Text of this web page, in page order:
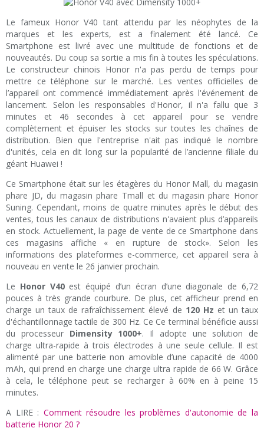
Le fameux Honor V40 tant attendu par les néophytes de la
marques et les experts, est a finalement été lancé. Ce
Smartphone est livré avec une multitude de fonctions et de
nouveautés. Du coup sa sortie a mis fin à toutes les spéculations.
Le constructeur chinois Honor n'a pas perdu de temps pour
mettre ce téléphone sur le marché. Les ventes officielles de
l’appareil ont commencé immédiatement après l'événement de
lancement. Selon les responsables d'Honor, il n'a fallu que 3
minutes et 46 secondes à cet appareil pour se vendre
complètement et épuiser les stocks sur toutes les chaînes de
distribution. Bien que l'entreprise n'ait pas indiqué le nombre
d'unités, cela en dit long sur la popularité de l’ancienne filiale du
géant Huawei !
Ce Smartphone était sur les étagères du Honor Mall, du magasin
phare JD, du magasin phare Tmall et du magasin phare Honor
Suning. Cependant, moins de quatre minutes après le début des
ventes, tous les canaux de distributions n'avaient plus d’appareils
en stock. Actuellement, la page de vente de ce Smartphone dans
ces magasins affiche « en rupture de stock». Selon les
informations des plateformes e-commerce, cet appareil sera à
nouveau en vente le 26 janvier prochain.
Le Honor V40est équipé d’un écran d’une diagonale de 6,72
pouces à très grande courbure. De plus, cet afficheur prend en
charge un taux de rafraîchissement élevé de 120 Hz et un taux
d'échantillonnage tactile de 300 Hz. Ce Ce terminal bénéficie aussi
du processeur Dimensity 1000+. Il adopte une solution de
charge ultra-rapide à trois électrodes à une seule cellule. Il est
alimenté par une batterie non amovible d’une capacité de 4000
mAh, qui prend en charge une charge ultra rapide de 66 W. Grâce
à cela, le téléphone peut se recharger à 60% en à peine 15
minutes.
A LIRE : Comment résoudre les problèmes d'autonomie de la
batterie Honor 20 ?